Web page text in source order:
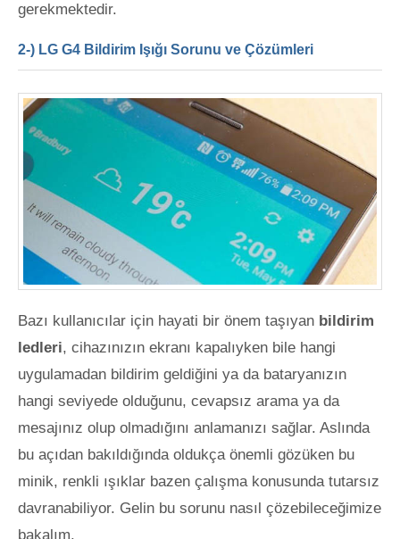
gerekmektedir.
2-) LG G4 Bildirim Işığı Sorunu ve Çözümleri
Bazı kullanıcılar için hayati bir önem taşıyan bildirim
ledleri, cihazınızın ekranı kapalıyken bile hangi
uygulamadan bildirim geldiğini ya da bataryanızın
hangi seviyede olduğunu, cevapsız arama ya da
mesajınız olup olmadığını anlamanızı sağlar. Aslında
bu açıdan bakıldığında oldukça önemli gözüken bu
minik, renkli ışıklar bazen çalışma konusunda tutarsız
davranabiliyor. Gelin bu sorunu nasıl çözebileceğimize
bakalım.